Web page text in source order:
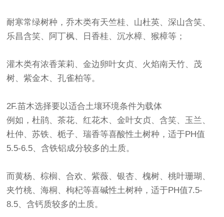
耐寒常绿树种，乔木类有天竺桂、山杜英、深山含笑、
乐昌含笑、阿丁枫、日香桂、沉水樟、猴樟等；
灌木类有浓香茉莉、金边卵叶女贞、火焰南天竹、茂
树、紫金木、孔雀柏等。
2F.苗木选择要以适合土壤环境条件为载体
例如，杜鹃、茶花、红花木、金叶女贞、含笑、玉兰、
杜仲、苏铁、栀子、瑞香等喜酸性土树种，适于PH值
5.5-6.5、含铁铝成分较多的土质。
而黄杨、棕榈、合欢、紫薇、银杏、槐树、桃叶珊瑚、
夹竹桃、海桐、枸杞等喜碱性土树种，适于PH值7.5-
8.5、含钙质较多的土质。